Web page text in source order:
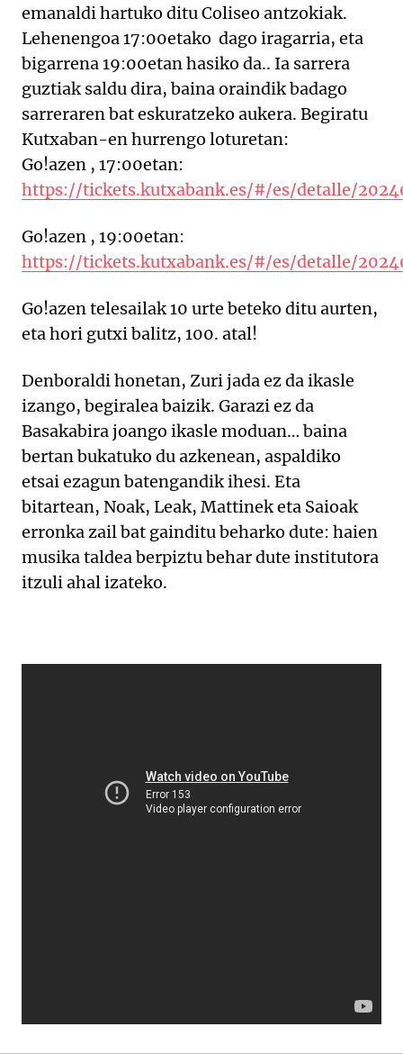
emanaldi hartuko ditu Coliseo antzokiak.
Lehenengoa 17:00etako dago iragarria, eta
bigarrena 19:00etan hasiko da.. Ia sarrera
guztiak saldu dira, baina oraindik badago
sarreraren bat eskuratzeko aukera. Begiratu
Kutxaban-en hurrengo loturetan:
Go!azen , 17:00etan:
https://tickets.kutxabank.es/#/es/detalle/
Go!azen , 19:00etan:
https://tickets.kutxabank.es/#/es/detalle/
Go!azen telesailak 10 urte beteko ditu aurten,
eta hori gutxi balitz, 100. atal!
Denboraldi honetan, Zuri jada ez da ikasle
izango, begiralea baizik. Garazi ez da
Basakabira joango ikasle moduan… baina
bertan bukatuko du azkenean, aspaldiko
etsai ezagun batengandik ihesi. Eta
bitartean, Noak, Leak, Mattinek eta Saioak
erronka zail bat gainditu beharko dute: haien
musika taldea berpiztu behar dute institutora
itzuli ahal izateko.